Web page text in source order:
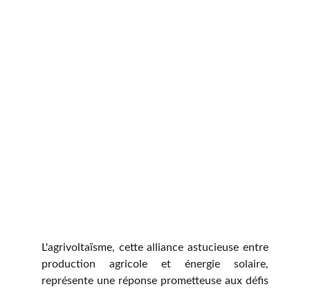
L'agrivoltaïsme, cette alliance astucieuse entre
production agricole et énergie solaire,
représente une réponse prometteuse aux défis